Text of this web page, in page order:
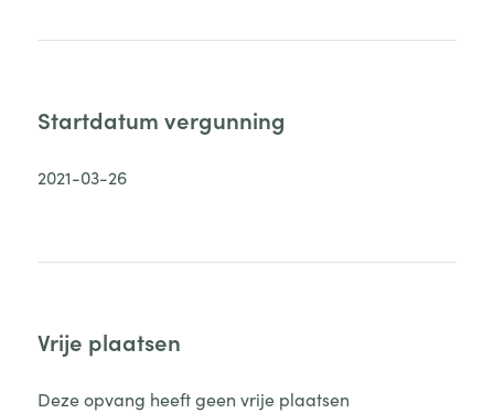
Startdatum vergunning
2021-03-26
Vrije plaatsen
Deze opvang heeft geen vrije plaatsen